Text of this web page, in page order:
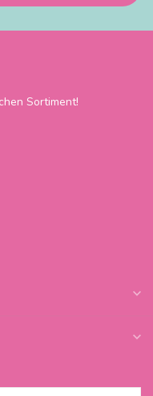
Sortiment!